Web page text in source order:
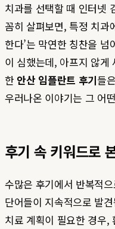
치과를 선택할 때 인터넷
꼼히 살펴보면, 특정 치과
한다’는 막연한 칭찬을
이 심했는데, 아프지 않게
한안산 임플란트 후기들
우러나온 이야기는 그 어
후기 속 키워드로
수많은 후기에서 반복적
단어들이 지속적으로 발
치료 계획이 필요한 경우,